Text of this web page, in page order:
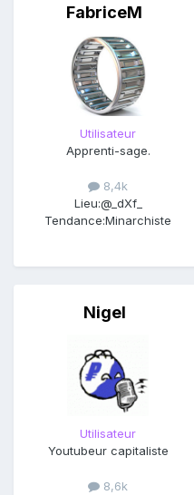
FabriceM
Utilisateur
Apprenti-sage.
8,4k
Lieu:@_dXf_
Tendance:Minarchiste
Nigel
Utilisateur
Youtubeur capitaliste
8,6k